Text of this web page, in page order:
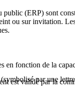
public (ERP) sont
ou sur invitation.
en fonction de la
est validé par la
par une